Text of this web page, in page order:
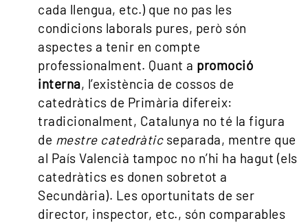
cada llengua, etc.) que no pas les
condicions laborals pures, però són
aspectes a tenir en compte
professionalment. Quant a promoció
interna, l’existència de cossos de
catedràtics de Primària difereix:
tradicionalment, Catalunya no té la figura
de mestre catedràticseparada, mentre que
al País Valencià tampoc no n’hi ha hagut (els
catedràtics es donen sobretot a
Secundària). Les oportunitats de ser
director, inspector, etc., són comparables